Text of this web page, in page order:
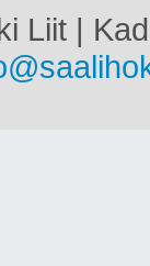
Liit |